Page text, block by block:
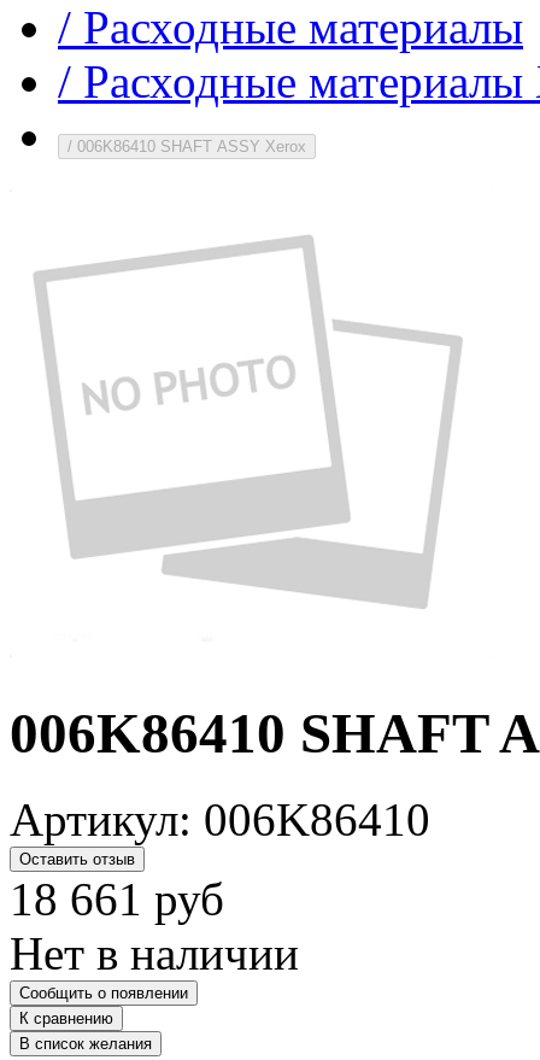
/ Расходные материалы
/ Расходные
/ 006K86410 SHAFT ASSY Xerox
006K86410 SHAFT
Артикул: 006K86410
Оставить отзыв
18 661 руб
Нет в наличии
Сообщить о появлении
К сравнению
В список желания